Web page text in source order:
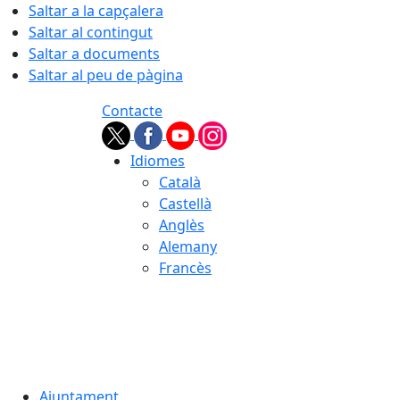
Saltar a la capçalera
Saltar al contingut
Saltar a documents
Saltar al peu de pàgina
Contacte
Idiomes
Català
Castellà
Anglès
Alemany
Francès